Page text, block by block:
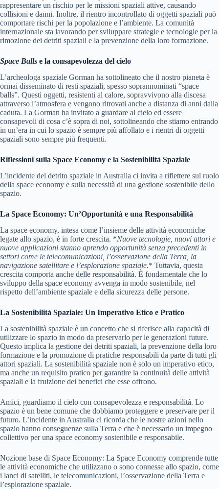
rappresentare un rischio per le missioni spaziali attive, causando
collisioni e danni. Inoltre, il rientro incontrollato di oggetti spaziali può
comportare rischi per la popolazione e l’ambiente. La comunità
internazionale sta lavorando per sviluppare strategie e tecnologie per la
rimozione dei detriti spaziali e la prevenzione della loro formazione.
Space Balls e la consapevolezza del cielo
L’archeologa spaziale Gorman ha sottolineato che il nostro pianeta è
ormai disseminato di resti spaziali, spesso soprannominati “space
balls”. Questi oggetti, resistenti al calore, sopravvivono alla discesa
attraverso l’atmosfera e vengono ritrovati anche a distanza di anni dalla
caduta. La Gorman ha invitato a guardare al cielo ed essere
consapevoli di cosa c’è sopra di noi, sottolineando che stiamo entrando
in un’era in cui lo spazio è sempre più affollato e i rientri di oggetti
spaziali sono sempre più frequenti.
Riflessioni sulla Space Economy e la Sostenibilità Spaziale
L’incidente del detrito spaziale in Australia ci invita a riflettere sul ruolo
della space economy e sulla necessità di una gestione sostenibile dello
spazio.
La Space Economy: Un’Opportunità e una Responsabilità
La space economy, intesa come l’insieme delle attività economiche
legate allo spazio, è in forte crescita. *Nuove tecnologie, nuovi attori e
nuove applicazioni stanno aprendo opportunità senza precedenti in
settori come le telecomunicazioni, l’osservazione della Terra, la
navigazione satellitare e l’esplorazione spaziale.* Tuttavia, questa
crescita comporta anche delle responsabilità. È fondamentale che lo
sviluppo della space economy avvenga in modo sostenibile, nel
rispetto dell’ambiente spaziale e della sicurezza delle persone.
La Sostenibilità Spaziale: Un Imperativo Etico e Pratico
La sostenibilità spaziale è un concetto che si riferisce alla capacità di
utilizzare lo spazio in modo da preservarlo per le generazioni future.
Questo implica la gestione dei detriti spaziali, la prevenzione della loro
formazione e la promozione di pratiche responsabili da parte di tutti gli
attori spaziali. La sostenibilità spaziale non è solo un imperativo etico,
ma anche un requisito pratico per garantire la continuità delle attività
spaziali e la fruizione dei benefici che esse offrono.
Amici, guardiamo il cielo con consapevolezza e responsabilità. Lo
spazio è un bene comune che dobbiamo proteggere e preservare per il
futuro. L’incidente in Australia ci ricorda che le nostre azioni nello
spazio hanno conseguenze sulla Terra e che è necessario un impegno
collettivo per una space economy sostenibile e responsabile.
Nozione base di Space Economy: La Space Economy comprende tutte
le attività economiche che utilizzano o sono connesse allo spazio, come
i lanci di satelliti, le telecomunicazioni, l’osservazione della Terra e
l’esplorazione spaziale.